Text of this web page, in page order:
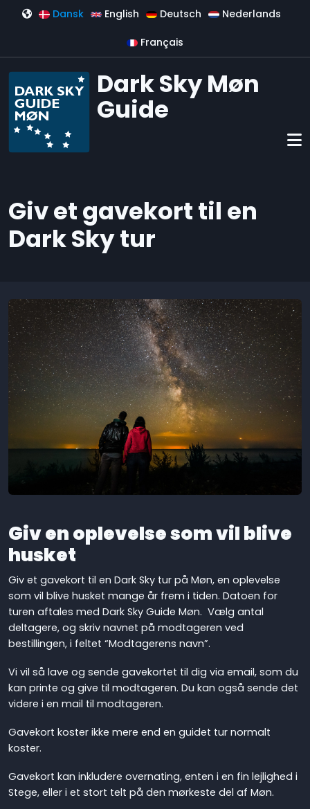
Gå til hovedindhold
Dansk English Deutsch Nederlands
Français
Dark Sky Møn
Guide
Giv et gavekort til en
Dark Sky tur
Giv en oplevelse som vil blive
husket
Giv et gavekort til en Dark Sky tur på Møn, en oplevelse
som vil blive husket mange år frem i tiden. Datoen for
turen aftales med Dark Sky Guide Møn. Vælg antal
deltagere, og skriv navnet på modtageren ved
bestillingen, i feltet “Modtagerens navn”.
Vi vil så lave og sende gavekortet til dig via email, som du
kan printe og give til modtageren. Du kan også sende det
videre i en mail til modtageren.
Gavekort koster ikke mere end en guidet tur normalt
koster.
Gavekort kan inkludere overnating, enten i en fin lejlighed i
Stege, eller i et stort telt på den mørkeste del af Møn.